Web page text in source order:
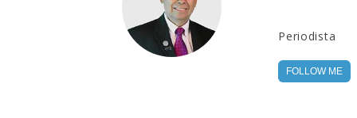
Periodista
FOLLOW ME